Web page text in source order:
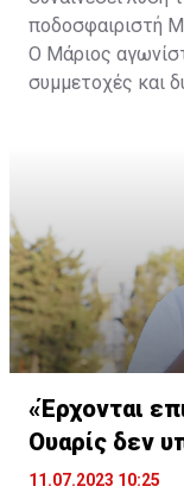
ποδοσφαιριστή
Ο Μάριος
συμμετοχές και
«Έρχονται
Ουαρίς δεν
11.07.2023 10:25